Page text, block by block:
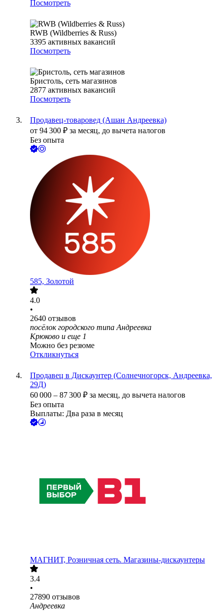
Посмотреть
RWB (Wildberries & Russ)
3395 активных вакансий
Посмотреть
Бристоль, сеть магазинов
2877 активных вакансий
Посмотреть
Продавец-товаровед (Ашан Андреевка)
от 94 300 ₽ за месяц, до вычета налогов
Без опыта
585, Золотой
4.0
•
2640 отзывов
посёлок городского типа Андреевка
Крюково и еще 1
Можно без резюме
Откликнуться
Продавец в Дискаунтер (Солнечногорск, Андреевка,
29Д)
60 000 – 87 300 ₽ за месяц, до вычета налогов
Без опыта
Выплаты: Два раза в месяц
МАГНИТ, Розничная сеть. Магазины-дискаунтеры
3.4
•
27890 отзывов
Андреевка